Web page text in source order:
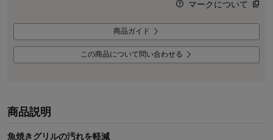
マークについて
商品ガイド
この商品について問い合わせる
商品説明
魚焼きグリルの汚れを軽減